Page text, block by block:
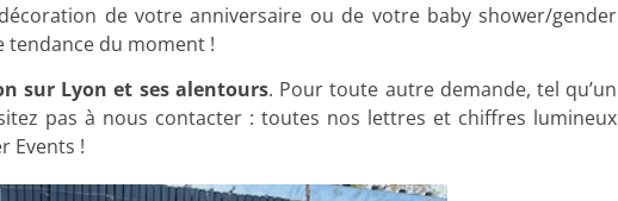
de votre anniversaire ou de votre baby shower/gender
tendance du moment !
sur Lyon et ses alentours. Pour toute autre demande, tel qu’un
pas à nous contacter : toutes nos lettres et chiffres lumineux
Events !